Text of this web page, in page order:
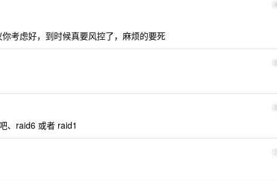
4
考虑好，到时候真要风控了，麻烦的要死
5
6
、raid6 或者 raid1
7